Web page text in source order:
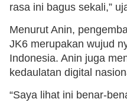
rasa ini bagus sekali,”
Menurut Anin,
JK6 merupakan wujud
Indonesia. Anin juga
kedaulatan digital
“Saya lihat ini benar-